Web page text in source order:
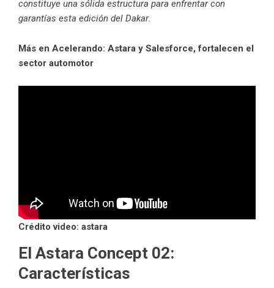
constituye una sólida estructura para enfrentar con
garantías esta edición del Dakar.
Más en Acelerando: Astara y Salesforce, fortalecen el
sector automotor
Crédito video: astara
El Astara Concept 02:
Características